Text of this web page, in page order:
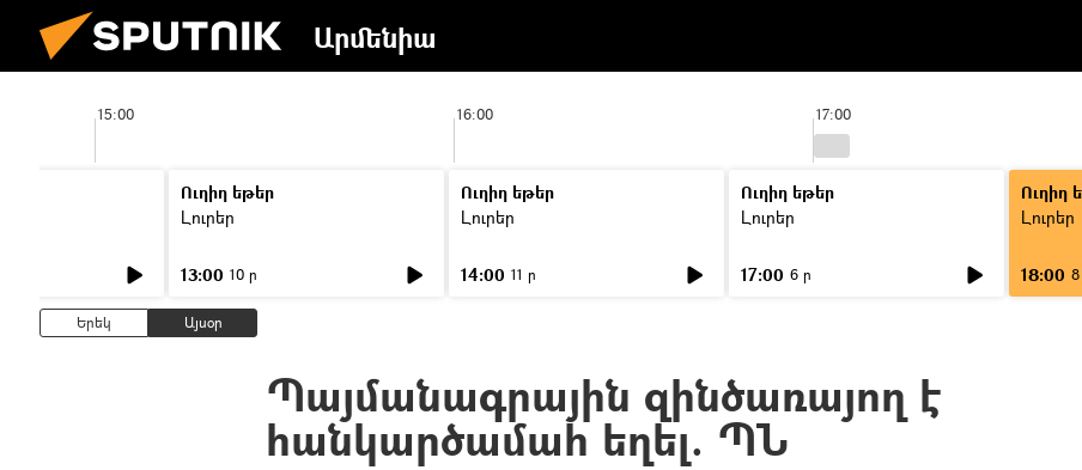
Արմենիա
15:00 16:00 17:00
Ուղիղ եթեր
Լուրեր
13:00 10 ր
Ուղիղ եթեր
Լուրեր
14:00 11 ր
Ուղիղ եթեր
Լուրեր
17:00 6 ր
Ուղիղ
Լուրեր
18:00
Երեկ Այսօր
Պայմանագրային զինծառայող է
հանկարծամահ եղել. ՊՆ